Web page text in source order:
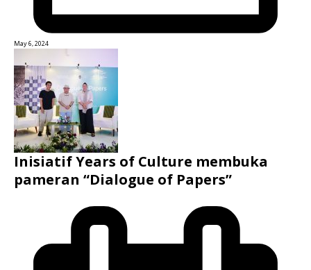
May 6, 2024
Inisiatif Years of Culture membuka
pameran “Dialogue of Papers”